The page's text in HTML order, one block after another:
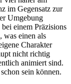
im Gegensatz zur
Umgebung
einem Präzisions
was einen als
Charakter
nicht richtig
animiert sind.
sein können.